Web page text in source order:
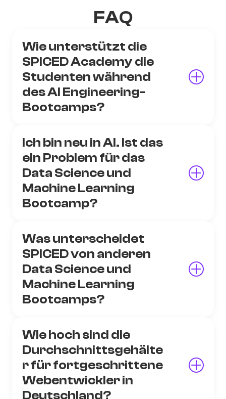
FAQ
Wie unterstützt die
SPICED Academy die
Studenten während
des AI Engineering-
Bootcamps?
Ich bin neu in AI. Ist das
ein Problem für das
Data Science und
Machine Learning
Bootcamp?
Was unterscheidet
SPICED von anderen
Data Science und
Machine Learning
Bootcamps?
Wie hoch sind die
Durchschnittsgehälte
r für fortgeschrittene
Webentwickler in
Deutschland?